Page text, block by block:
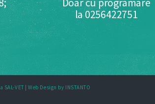
la 0256422751
SAL-VET |Web Design by INSTANTO